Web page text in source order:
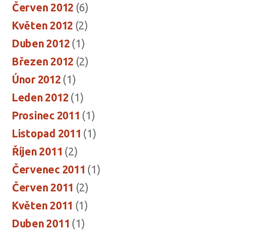
Červen 2012 (6)
Květen 2012 (2)
Duben 2012 (1)
Březen 2012 (2)
Únor 2012 (1)
Leden 2012 (1)
Prosinec 2011 (1)
Listopad 2011 (1)
Říjen 2011 (2)
Červenec 2011 (1)
Červen 2011 (2)
Květen 2011 (1)
Duben 2011 (1)